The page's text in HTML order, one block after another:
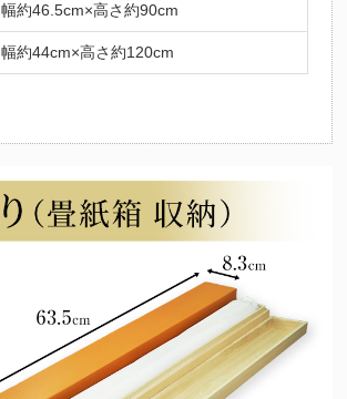
幅約46.5cm×高さ約90cm
幅約44cm×高さ約120cm